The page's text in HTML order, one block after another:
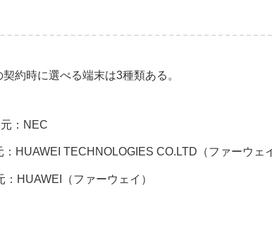
約時に選べる端末は3種類ある。
：NEC
HUAWEI TECHNOLOGIES CO.LTD（ファーウェ
HUAWEI（ファーウェイ）